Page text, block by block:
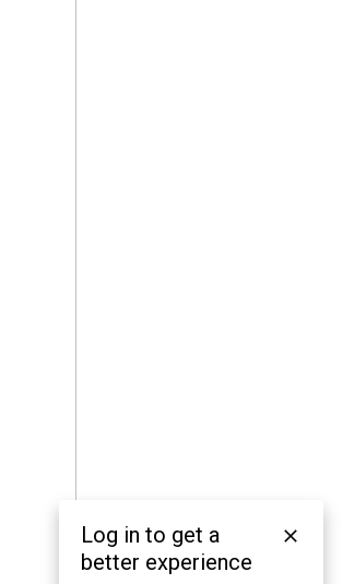
Log in to get a
better experience